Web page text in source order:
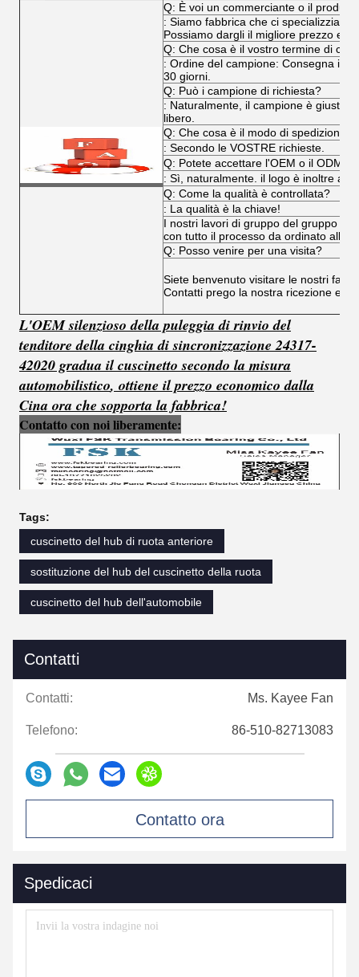
Q: È voi un commerciante o il
: Siamo fabbrica che ci
Possiamo dargli il migliore prezzo ed
Q: Che cosa è il vostro termine di
: Ordine del campione: Consegna
30 giorni.
Q: Può i campione di richiesta?
: Naturalmente, il campione è giusto
libero.
Q: Che cosa è il modo di spedizione?
: Secondo le VOSTRE richieste.
Q: Potete accettare l'OEM o il ODM?
: Sì, naturalmente. il logo è inoltre
Q: Come la qualità è controllata?
: La qualità è la chiave!
I nostri lavori di gruppo del gruppo e
con tutto il processo da ordinato allo
Q: Posso venire per una visita?
Siete benvenuto visitare le nostri
Contatti prego la nostra ricezione e
L'OEM silenzioso della puleggia di rinvio del
tenditore della cinghia di sincronizzazione 24317-
42020 gradua il cuscinetto secondo la misura
automobilistico, ottiene ilprezzo economico dalla
Cina ora che sopporta la fabbrica!
Contatto con noi liberamente:
Tags:
cuscinetto del hub di ruota anteriore
sostituzione del hub del cuscinetto della ruota
cuscinetto del hub dell'automobile
Contatti
Contatti: Ms. Kayee Fan
Telefono: 86-510-82713083
Contatto ora
Spedicaci